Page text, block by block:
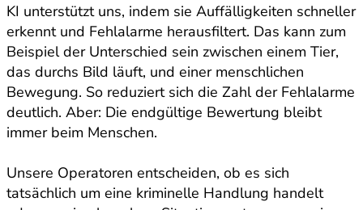
KI unterstützt uns, indem sie Auffälligkeiten schneller
erkennt und Fehlalarme herausfiltert. Das kann zum
Beispiel der Unterschied sein zwischen einem Tier,
das durchs Bild läuft, und einer menschlichen
Bewegung. So reduziert sich die Zahl der Fehlalarme
deutlich. Aber: Die endgültige Bewertung bleibt
immer beim Menschen.
Unsere Operatoren entscheiden, ob es sich
tatsächlich um eine kriminelle Handlung handelt